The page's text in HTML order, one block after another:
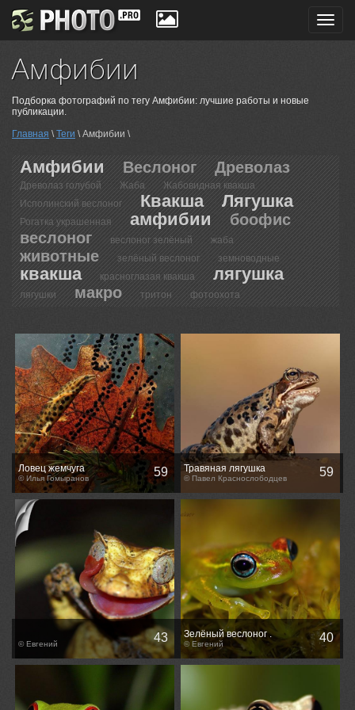
Амфибии
Подборка фотографий по тегу Амфибии: лучшие работы и новые
публикации.
Главная \Теги \ Амфибии \
Амфибии Веслоног Древолаз
Древолаз голубой Жаба
Жабовидная квакша
Исполинский веслоног
Квакша Лягушка
Рогатка украшенная амфибии
боофис
веслоног
веслоног зелёный жаба
животные зелёный веслоног земноводные
квакша красноглазая квакша лягушка
лягушки макро тритон фотоохота
Ловец жемчуга
© Илья Гомыранов 59 Травяная лягушка
© Павел Краснослободцев 59
© Евгений 43 Зелёный веслоног .
© Евгений 40